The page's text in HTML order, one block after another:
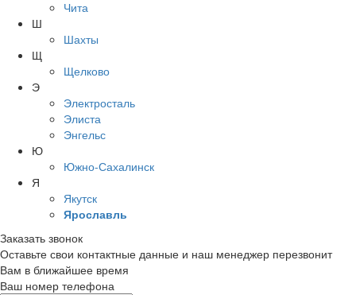
Чита
Ш
Шахты
Щ
Щелково
Э
Электросталь
Элиста
Энгельс
Ю
Южно-Сахалинск
Я
Якутск
Ярославль
Заказать звонок
Оставьте свои контактные данные и наш менеджер перезвонит
Вам в ближайшее время
Ваш номер телефона